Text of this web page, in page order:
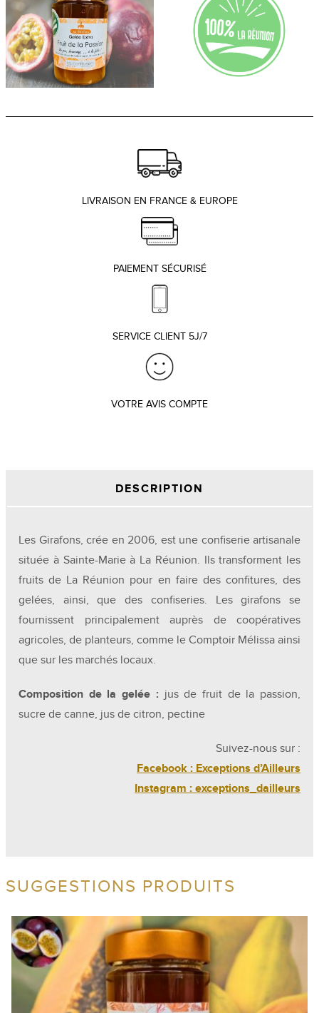
LIVRAISON EN FRANCE & EUROPE
PAIEMENT SÉCURISÉ
SERVICE CLIENT 5J/7
VOTRE AVIS COMPTE
DESCRIPTION
Les Girafons, crée en 2006, est une confiserie artisanale
située à Sainte-Marie à La Réunion. Ils transforment les
fruits de La Réunion pour en faire des confitures, des
gelées, ainsi, que des confiseries. Les girafons se
fournissent principalement auprès de coopératives
agricoles, de planteurs, comme le Comptoir Mélissa ainsi
que sur les marchés locaux.
Composition de la gelée : jus de fruit de la passion,
sucre de canne, jus de citron, pectine
Suivez-nous sur :
Facebook : Exceptions d’Ailleurs
Instagram : exceptions_dailleurs
SUGGESTIONS PRODUITS